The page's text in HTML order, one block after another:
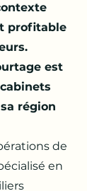
profitable
est
région
de
en